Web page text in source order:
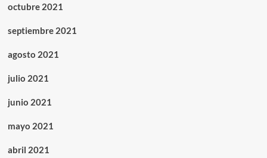
octubre 2021
septiembre 2021
agosto 2021
julio 2021
junio 2021
mayo 2021
abril 2021